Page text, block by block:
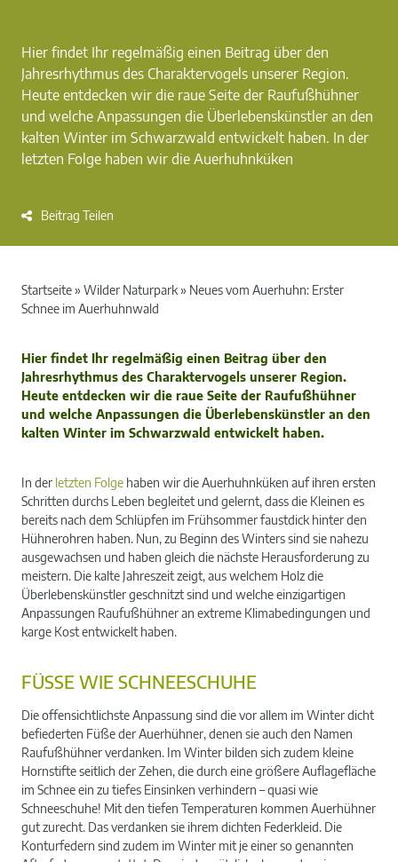
Hier findet Ihr regelmäßig einen Beitrag über den
Jahresrhythmus des Charaktervogels unserer Region.
Heute entdecken wir die raue Seite der Raufußhühner
und welche Anpassungen die Überlebenskünstler an den
kalten Winter im Schwarzwald entwickelt haben. In der
letzten Folge haben wir die Auerhuhnküken
Beitrag Teilen
Startseite» Wilder Naturpark» Neues vom Auerhuhn: Erster
Schnee im Auerhuhnwald
Hier findet Ihr regelmäßig einen Beitrag über den
Jahresrhythmus des Charaktervogels unserer Region.
Heute entdecken wir die raue Seite der Raufußhühner
und welche Anpassungen die Überlebenskünstler an den
kalten Winter im Schwarzwald entwickelt haben.
In der letzten Folge haben wir die Auerhuhnküken auf ihren ersten
Schritten durchs Leben begleitet und gelernt, dass die Kleinen es
bereits nach dem Schlüpfen im Frühsommer faustdick hinter den
Hühnerohren haben. Nun, zu Beginn des Winters sind sie nahezu
ausgewachsen und haben gleich die nächste Herausforderung zu
meistern. Die kalte Jahreszeit zeigt, aus welchem Holz die
Überlebenskünstler geschnitzt sind und welche einzigartigen
Anpassungen Raufußhühner an extreme Klimabedingungen und
karge Kost entwickelt haben.
FÜSSE WIE SCHNEESCHUHE
Die offensichtlichste Anpassung sind die vor allem im Winter dicht
befiederten Füße der Auerhühner, denen sie auch den Namen
Raufußhühner verdanken. Im Winter bilden sich zudem kleine
Hornstifte seitlich der Zehen, die durch eine größere Auflagefläche
im Schnee ein zu tiefes Einsinken verhindern – quasi wie
Schneeschuhe! Mit den tiefen Temperaturen kommen Auerhühner
gut zurecht. Das verdanken sie ihrem dichten Federkleid. Die
Konturfedern sind zudem im Winter mit je einer so genannten